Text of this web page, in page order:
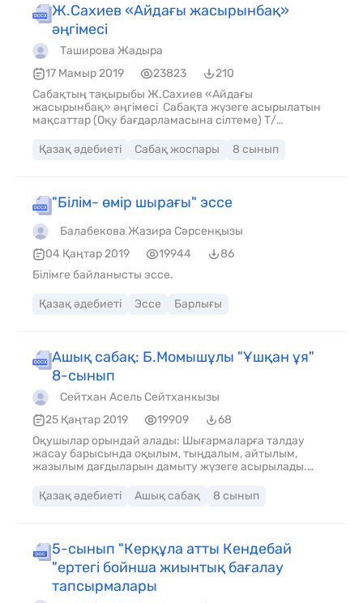
Ж.Сахиев «Айдағы жасырынбақ»
әңгімесі
Таширова Жадыра
17 Мамыр 2019
23823
210
Сабақтың тақырыбы Ж.Сахиев «Айдағы
жасырынбақ» әңгімесі Сабақта жүзеге асырылатын
мақсаттар (Оқу бағдарламасына сілтеме) Т/
мақсаты 1.Шығарма мазмұнын түсінеді. 2.Әдеби
шығарманың жанрына байланысты сюжеттік
жасырынбақ» әңгімесінің жанрына байланысты
сюжеттік желілерін анықтайды
Қазақ әдебиеті Сабақ жоспары 8 сынып
"Білім- өмір шырағы" эссе
Балабекова Жазира Сәрсенқызы
04 Қаңтар 2019
19944
86
Білімге байланысты эссе.
Қазақ әдебиеті Эссе Барлығы
Ашық сабақ: Б.Момышұлы "Ұшқан ұя"
8-сынып
Сейтхан Асель Сейтханкызы
25 Қаңтар 2019
19909
68
Оқушылар орындай алады: Шығармаларға талдау
жасау барысында оқылым, тыңдалым, айтылым,
жазылым дағдыларын дамыту жүзеге асырылады.
құшағы, өле-өлгенше өз бетімен оқып тоқыған адам,
зергерлікті жақсы көрген, ауылдағы келін-кепшікті бір
сұрақтар: Білімленд Тест сұрақтарына жауап береді 1.
Бауыржан Момышұлы кім?
Қазақ әдебиеті Ашық сабақ 8 сынып
5-сынып "Керқұла атты Кендебай
"ертегі бойнша жиынтық бағалау
тапсырмалары